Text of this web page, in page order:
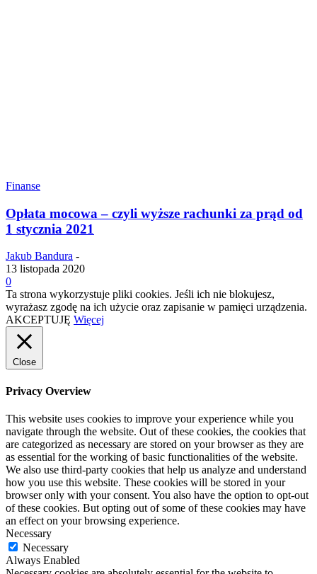
Finanse
Opłata mocowa – czyli wyższe rachunki za prąd od
1 stycznia 2021
Jakub Bandura -
13 listopada 2020
0
Ta strona wykorzystuje pliki cookies. Jeśli ich nie blokujesz,
wyrażasz zgodę na ich użycie oraz zapisanie w pamięci urządzenia.
AKCEPTUJĘ Więcej
Close
Privacy Overview
This website uses cookies to improve your experience while you
navigate through the website. Out of these cookies, the cookies that
are categorized as necessary are stored on your browser as they are
as essential for the working of basic functionalities of the website.
We also use third-party cookies that help us analyze and understand
how you use this website. These cookies will be stored in your
browser only with your consent. You also have the option to opt-out
of these cookies. But opting out of some of these cookies may have
an effect on your browsing experience.
Necessary
Necessary
Always Enabled